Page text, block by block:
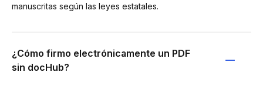
manuscritas según las leyes estatales.
¿Cómo firmo electrónicamente un PDF
sin docHub?